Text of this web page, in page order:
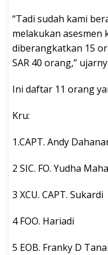
“Tadi sudah kami
melakukan asesmen
diberangkatkan 15
SAR 40 orang,”
Ini daftar 11 orang
Kru:
1.CAPT. Andy
2 SIC. FO. Yudha
3 XCU. CAPT. Sukardi
4 FOO. Hariadi
5 EOB. Franky D